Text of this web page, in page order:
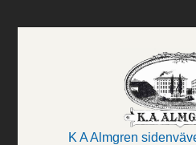
K A Almgren